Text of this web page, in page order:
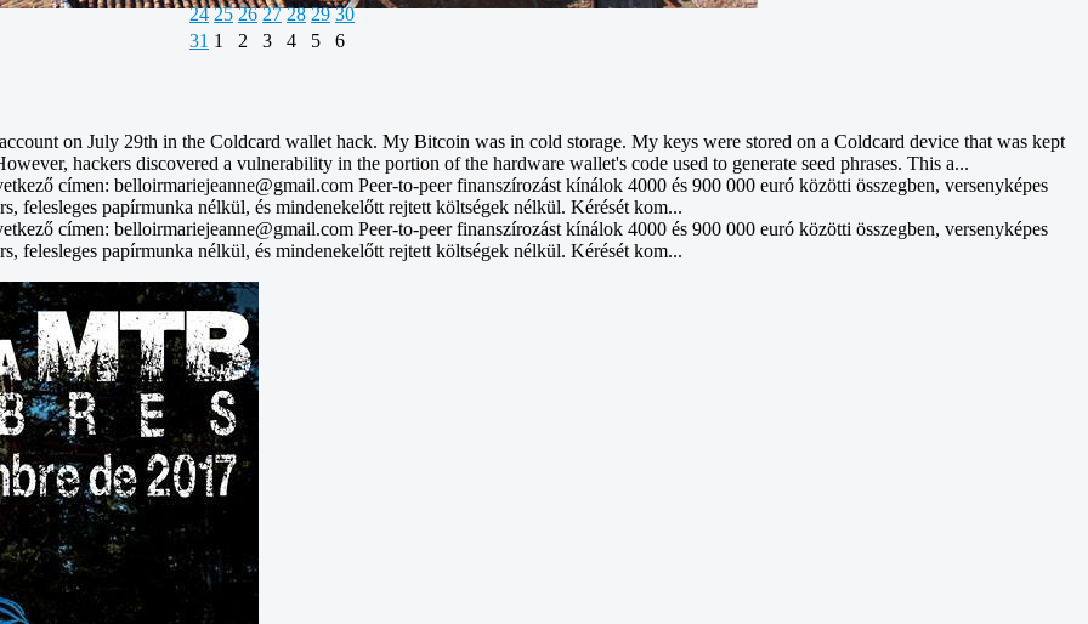
24 25 26 27 28 29 30
31 1 2 3 4 5 6
on July 29th in the Coldcard wallet hack. My Bitcoin was in cold storage. My keys were stored on a Coldcard device that was kept
hackers discovered a vulnerability in the portion of the hardware wallet's code used to generate seed phrases. This a...
címen: belloirmariejeanne@gmail.com Peer-to-peer finanszírozást kínálok 4000 és 900 000 euró közötti összegben, versenyképes
felesleges papírmunka nélkül, és mindenekelőtt rejtett költségek nélkül. Kérését kom...
címen: belloirmariejeanne@gmail.com Peer-to-peer finanszírozást kínálok 4000 és 900 000 euró közötti összegben, versenyképes
felesleges papírmunka nélkül, és mindenekelőtt rejtett költségek nélkül. Kérését kom...